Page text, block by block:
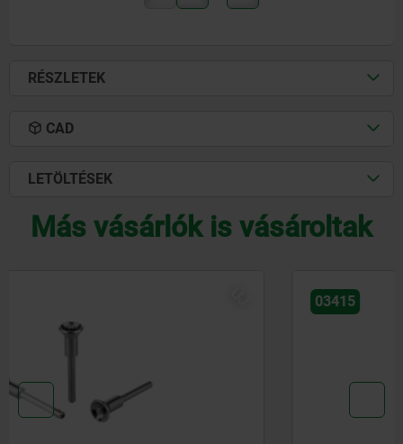
RÉSZLETEK
CAD
LETÖLTÉSEK
Más vásárlók is vásároltak
ÚJ